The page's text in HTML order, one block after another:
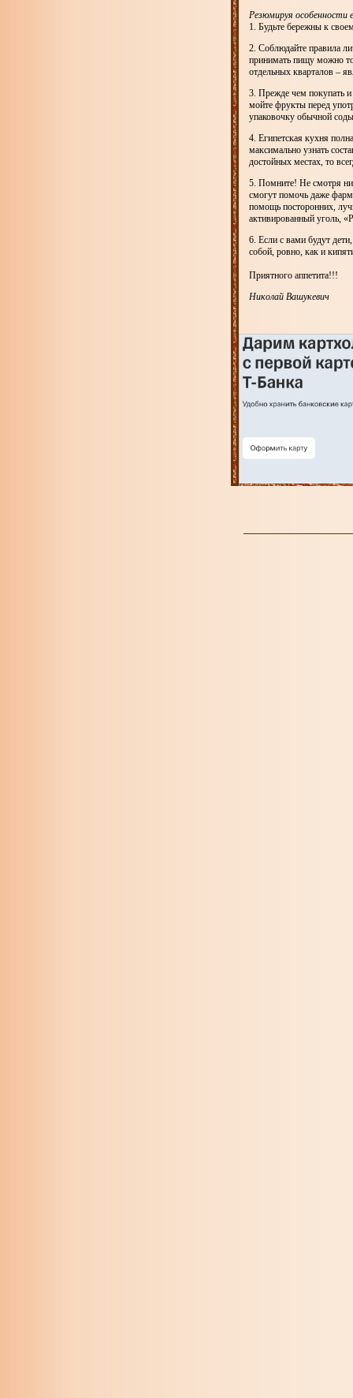
Резюмируя особенности
1. Будьте бережны к
2. Соблюдайте правила
принимать пищу можно
отдельных кварталов –
3. Прежде чем покупать
мойте фрукты перед
упаковочку обычной
4. Египетская кухня
максимально узнать
достойных местах, то
5. Помните! Не смотря
смогут помочь даже
помощь посторонних,
активированный уголь,
6. Если с вами будут
собой, ровно, как и
Приятного аппетита!!!
Николай Вашукевич